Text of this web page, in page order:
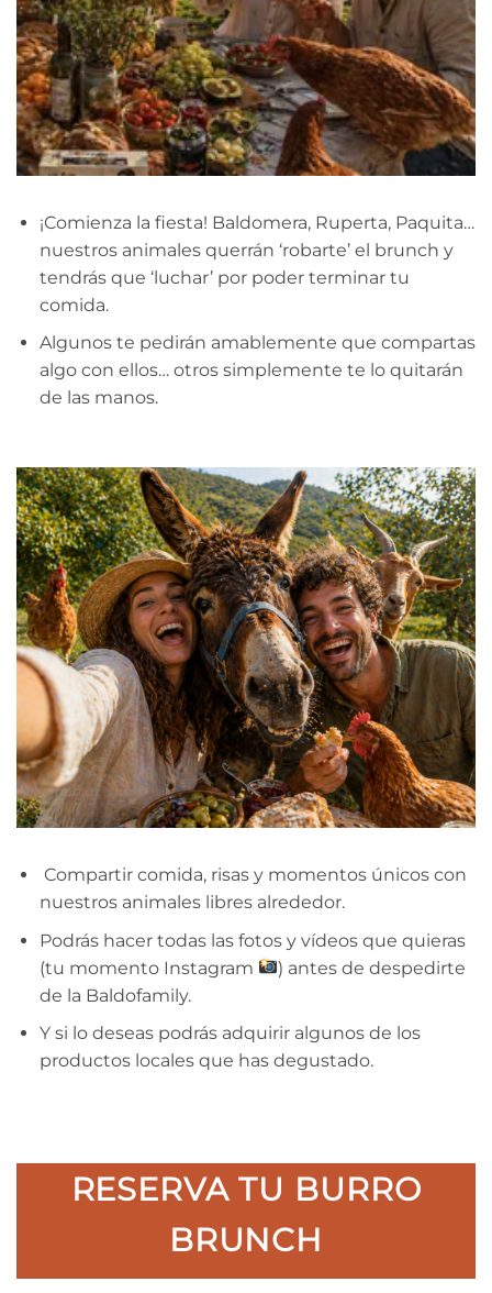
¡Comienza la fiesta! Baldomera, Ruperta, Paquita…
nuestros animales querrán ‘robarte’ el brunch y
tendrás que ‘luchar’ por poder terminar tu
comida.
Algunos te pedirán amablemente que compartas
algo con ellos… otros simplemente te lo quitarán
de las manos.
Compartir comida, risas y momentos únicos con
nuestros animales libres alrededor.
Podrás hacer todas las fotos y vídeos que quieras
(tu momento Instagram
) antes de despedirte
de la Baldofamily.
Y si lo deseas podrás adquirir algunos de los
productos locales que has degustado.
RESERVA TU BURRO
BRUNCH